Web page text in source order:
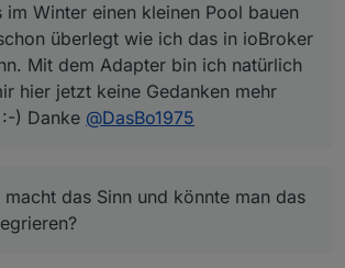
Wenn ich jetzt diese
und die automatische Laufzeit anhand der
aufsummiere, erhalte ich eine
des Poolwasser von > 100%. Kann man
Menge des umgewälzten Poolwasser
der Solarsteuerung aufaddieren und dann
Winter einen kleinen Pool bauen
überlegt wie ich das in ioBroker
Mit dem Adapter bin ich natürlich
hier jetzt keine Gedanken mehr
) Danke @DasBo1975
macht das Sinn und könnte man das